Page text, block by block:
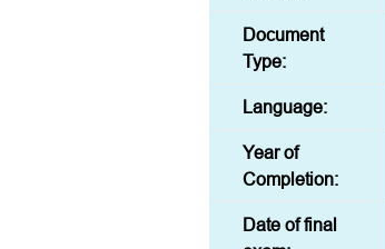
Document
Type:
Language:
Year of
Completion:
Date of final